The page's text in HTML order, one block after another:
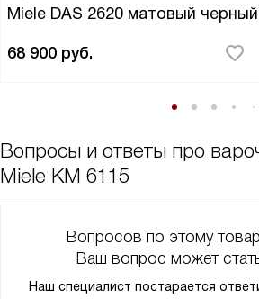
Miele DAS 2620 матовый черный
68 900 руб.
Вопросы и ответы про
Miele KM 6115
Вопросов по этому
Ваш вопрос может
Наш специалист постарается